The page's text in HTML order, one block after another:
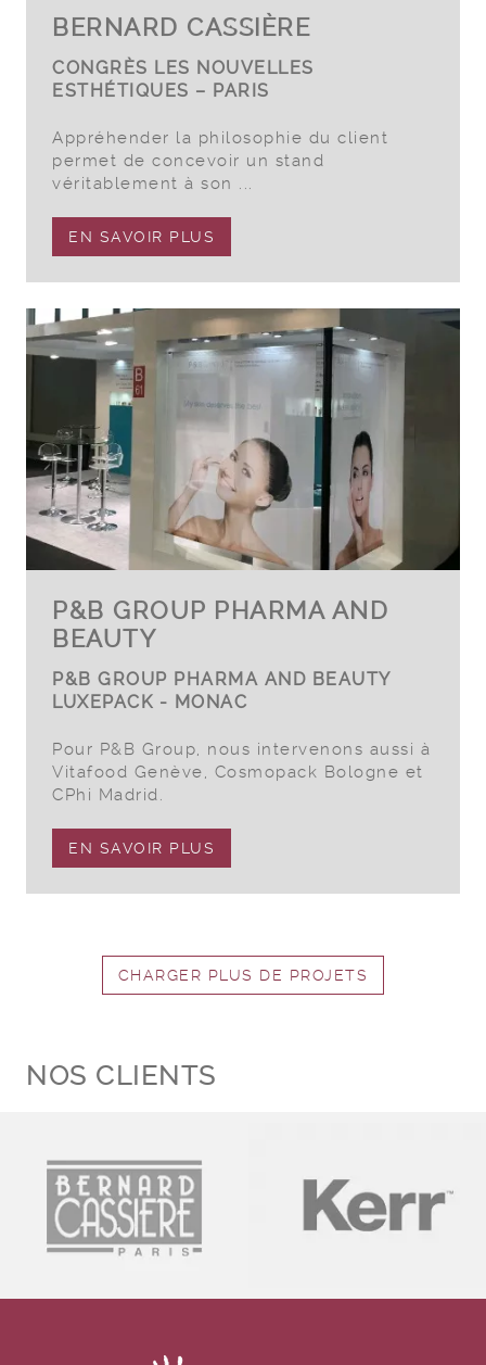
BERNARD CASSIÈRE
CONGRÈS LES NOUVELLES
ESTHÉTIQUES – PARIS
Appréhender la philosophie du client
permet de concevoir un stand
véritablement à son ...
EN SAVOIR PLUS
P&B GROUP PHARMA AND
BEAUTY
P&B GROUP PHARMA AND BEAUTY
LUXEPACK - MONAC
Pour P&B Group, nous intervenons aussi à
Vitafood Genève, Cosmopack Bologne et
CPhi Madrid.
EN SAVOIR PLUS
CHARGER PLUS DE PROJETS
NOS CLIENTS